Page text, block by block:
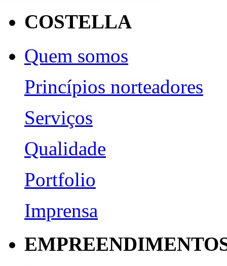
COSTELLA
Quem somos
Princípios norteadores
Serviços
Qualidade
Portfolio
Imprensa